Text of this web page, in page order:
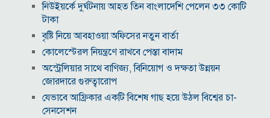
নিউইয়র্কে দুর্ঘটনায় আহত তিন বাংলাদেশি পেলেন ৩৩ কোটি
টাকা
বৃষ্টি নিয়ে আবহাওয়া অফিসের নতুন বার্তা
কোলেস্টেরল নিয়ন্ত্রণে রাখবে পেস্তা বাদাম
অস্ট্রেলিয়ার সাথে বাণিজ্য, বিনিয়োগ ও দক্ষতা উন্নয়ন
জোরদারে গুরুত্বারোপ
যেভাবে আফ্রিকার একটি বিশেষ গাছ হয়ে উঠল বিশ্বের চা-
সেনসেশন